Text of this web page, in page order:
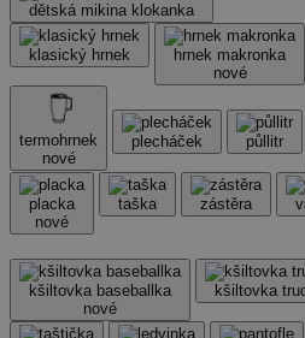
dětská mikina klokanka
klasický hrnek
hrnek makronka
nové
termohrnek
nové
plecháček půllitr
placka
nové
taška zástěra
kšiltovka baseballka
nové
kšiltovka